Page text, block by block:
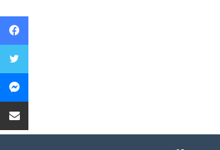
Facebook
Twitter
Messenger
Share via Email